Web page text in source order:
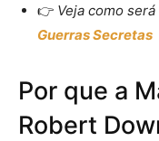
👉 Veja como
Guerras Secretas
Por que a
Robert